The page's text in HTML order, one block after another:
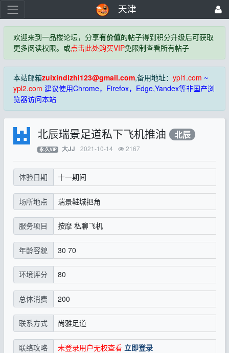
天津
欢迎来到一品楼论坛，分享有价值的帖子得到积分升级后可获取
更多阅读权限。或点击此处购买VIP免限制查看所有帖子
本站邮箱zuixindizhi123@gmail.com,备用地址： ypl1.com ~
ypl2.com 建议使用Chrome，Firefox，Edge,Yandex等非国产浏
览器访问本站
北辰瑞景足道私下飞机推油 北辰
永.久VIP 大JJ 2021-10-14 2167
体验日期 十一期间
场所地点 瑞景鞋城把角
服务项目 按摩 私聊飞机
年龄容貌 30 70
环境评分 80
总体消费 200
联系方式 尚雅足道
联络攻略 未登录用户无权查看 立即登录